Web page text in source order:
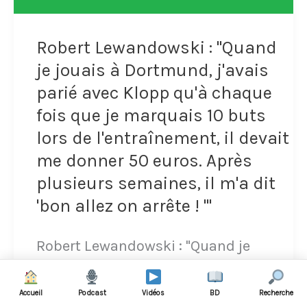
Robert Lewandowski : "Quand
je jouais à Dortmund, j'avais
parié avec Klopp qu'à chaque
fois que je marquais 10 buts
lors de l'entraînement, il devait
me donner 50 euros. Après
plusieurs semaines, il m'a dit
'bon allez on arrête ! '"
Robert Lewandowski : "Quand je
jouais à Dortmund, j'avais parié avec
Klopp qu'à chaque fois que je
Accueil Podcast Vidéos BD Recherche